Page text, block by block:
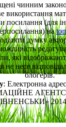
чинним
використання
посилання (для
на
думку
які
не несе
блогерів.
: Електронна